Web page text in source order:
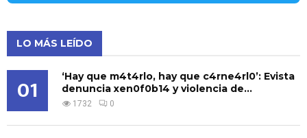
LO MÁS LEÍDO
01
‘Hay que m4t4rlo, hay que c4rne4rl0’: Evista
denuncia xen0f0b14 y violencia de...
1732 0